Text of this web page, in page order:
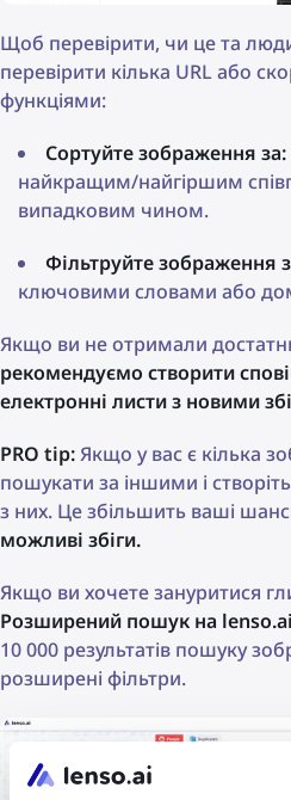
Щоб перевірити, чи це та
перевірити кілька URL або
функціями:
Сортуйте зображення за:
найкращим/найгіршим
випадковим чином.
Фільтруйте зображення
ключовими словами або
Якщо ви не отримали
рекомендуємо створити
електронні листи з новими
PRO tip:Якщо у вас є кілька
пошукати за іншими і
з них. Це збільшить ваші
можливі збіги.
Якщо ви хочете зануритися
Розширений пошук на lenso.ai
10 000 результатів пошуку
розширені фільтри.